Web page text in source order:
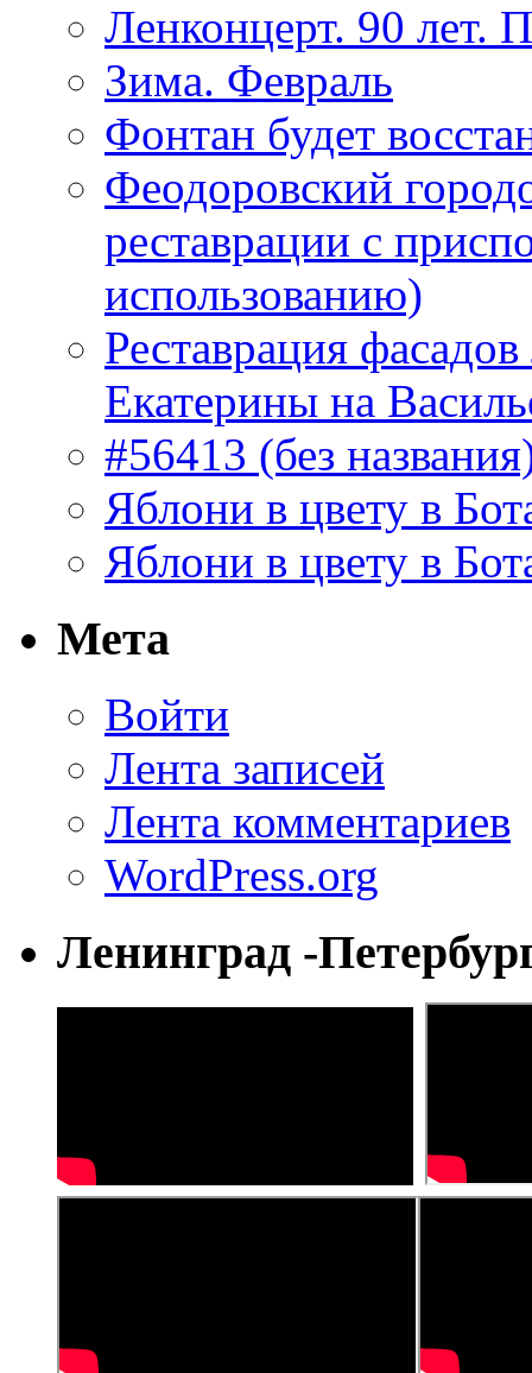
Ленконцерт. 90 лет.
Зима. Февраль
Фонтан будет
Феодоровский
реставрации с
использованию)
Реставрация
Екатерины на
#56413 (без
Яблони в цвету в
Яблони в цвету в
Мета
Войти
Лента записей
Лента комментариев
WordPress.org
Ленинград -